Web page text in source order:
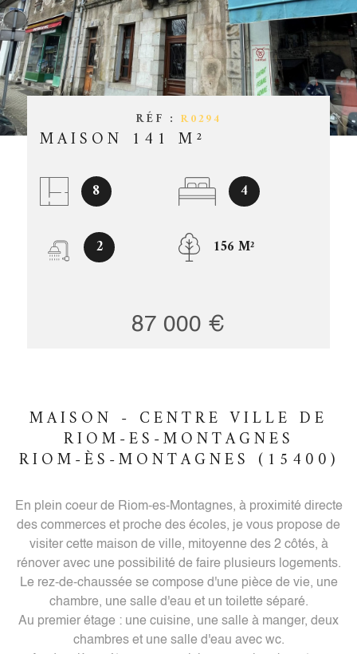
GESTION
OFFRES
RÉF : R0294
MAISON 141 M²
8 4
2 156 M²
87 000 €
MAISON - CENTRE VILLE DE
RIOM-ES-MONTAGNES
RIOM-ÈS-MONTAGNES (15400)
En plein coeur de Riom-es-Montagnes, à proximité directe
des commerces et proche des écoles, je vous propose de
visiter cette maison de ville, mitoyenne des 2 côtés, à
rénover avec une possibilité de faire plusieurs logements.
Le rez-de-chaussée se compose d'une pièce de vie, une
chambre, une salle d'eau et un toilette séparé.
Au premier étage : une cuisine, une salle à manger, deux
chambres et une salle d'eau avec wc.
CHAMPS
TEXTE
RÉFÉRENCE
PARTICULARITÉ